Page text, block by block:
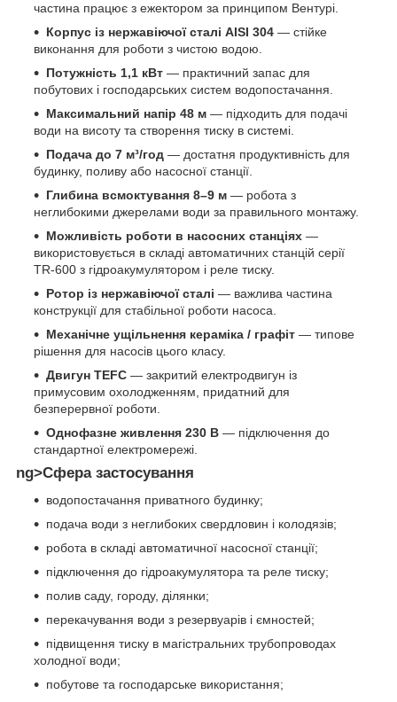
частина працює з ежектором за принципом Вентурі.
Корпус із нержавіючої сталі AISI 304 — стійке
виконання для роботи з чистою водою.
Потужність 1,1 кВт — практичний запас для
побутових і господарських систем водопостачання.
Максимальний напір 48 м — підходить для подачі
води на висоту та створення тиску в системі.
Подача до 7 м³/год — достатня продуктивність для
будинку, поливу або насосної станції.
Глибина всмоктування 8–9 м — робота з
неглибокими джерелами води за правильного монтажу.
Можливість роботи в насосних станціях —
використовується в складі автоматичних станцій серії
TR-600 з гідроакумулятором і реле тиску.
Ротор із нержавіючої сталі — важлива частина
конструкції для стабільної роботи насоса.
Механічне ущільнення кераміка / графіт — типове
рішення для насосів цього класу.
Двигун TEFC — закритий електродвигун із
примусовим охолодженням, придатний для
безперервної роботи.
Однофазне живлення 230 В — підключення до
стандартної електромережі.
ng>Сфера застосування
водопостачання приватного будинку;
подача води з неглибоких свердловин і колодязів;
робота в складі автоматичної насосної станції;
підключення до гідроакумулятора та реле тиску;
полив саду, городу, ділянки;
перекачування води з резервуарів і ємностей;
підвищення тиску в магістральних трубопроводах
холодної води;
побутове та господарське використання;